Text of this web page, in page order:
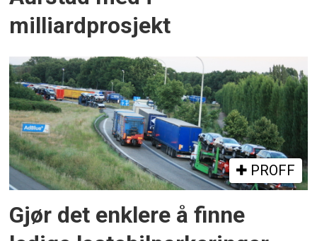
milliardprosjekt
PROFF
Gjør det enklere å finne